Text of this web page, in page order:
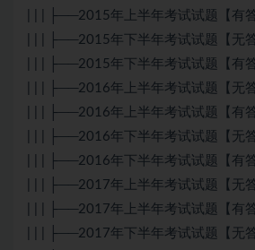
| | | ├──2015年上半年考试试题【有
| | | ├──2015年下半年考试试题【无
| | | ├──2015年下半年考试试题【有
| | | ├──2016年上半年考试试题【无
| | | ├──2016年上半年考试试题【有
| | | ├──2016年下半年考试试题【无
| | | ├──2016年下半年考试试题【有
| | | ├──2017年上半年考试试题【无
| | | ├──2017年上半年考试试题【有
| | | ├──2017年下半年考试试题【无